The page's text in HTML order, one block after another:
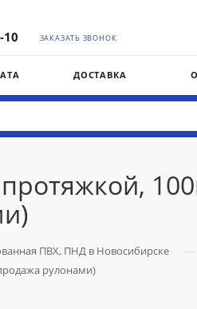
10 ЗАКАЗАТЬ ЗВОНОК
ДОСТАВКА
ПВХ, ПНД в Новосибирске —
рулонами)